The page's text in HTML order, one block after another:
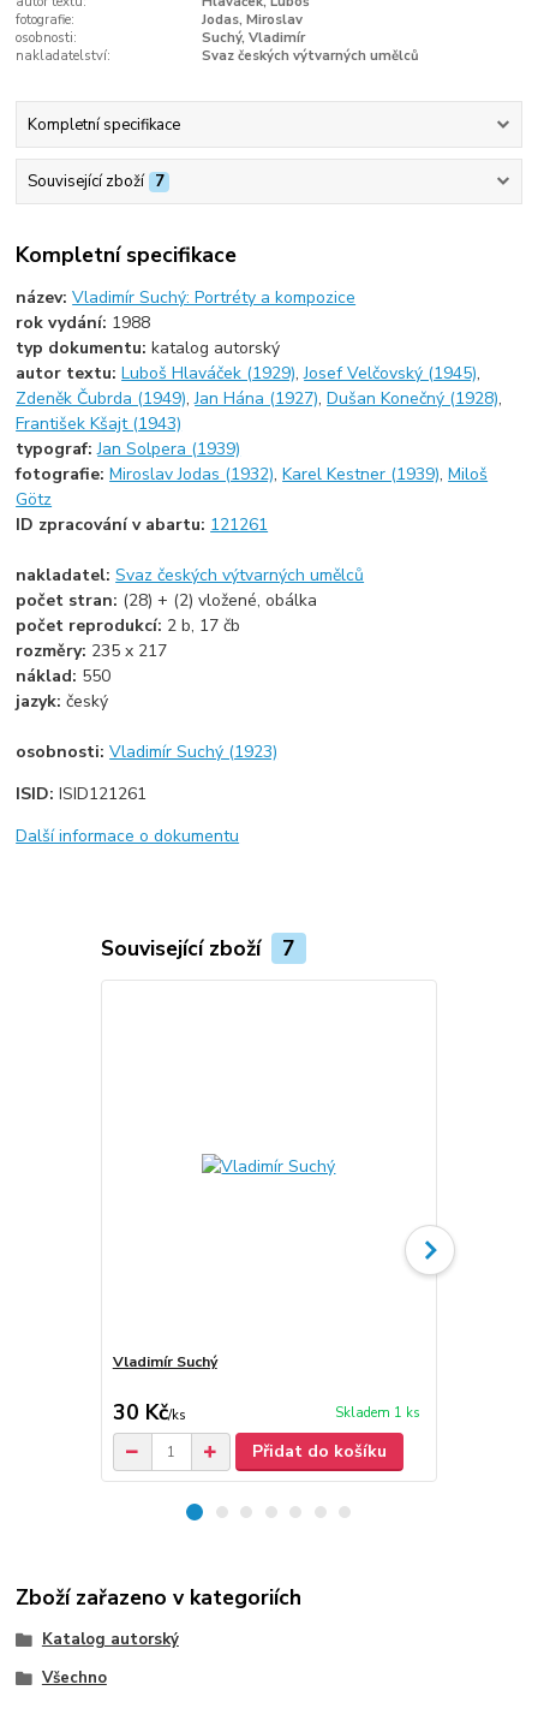
fotografie:
Jodas, Miroslav
osobnosti:
Suchý, Vladimír
nakladatelství:
Svaz českých výtvarných umělců
Kompletní specifikace
Související zboží 7
Kompletní specifikace
název:Vladimír Suchý: Portréty a kompozice
rok vydání: 1988
typ dokumentu:katalog autorský
autor textu:Luboš Hlaváček (1929),Josef Velčovský (1945),
Zdeněk Čubrda (1949),Jan Hána (1927),Dušan Konečný (1928),
František Kšajt (1943)
typograf:Jan Solpera (1939)
fotografie:Miroslav Jodas (1932),Karel Kestner (1939),Miloš
Götz
ID zpracování v abartu: 121261
nakladatel:Svaz českých výtvarných umělců
počet stran: (28) + (2) vložené, obálka
počet reprodukcí: 2 b, 17 čb
rozměry: 235 x 217
náklad: 550
jazyk:český
osobnosti:Vladimír Suchý (1923)
ISID:ISID121261
Další informace o dokumentu
Související zboží 7
Vladimír Suchý
30 Kč/ks Skladem 1 ks
Přidat do košíku
Zboží zařazeno v kategoriích
Katalog autorský
Všechno